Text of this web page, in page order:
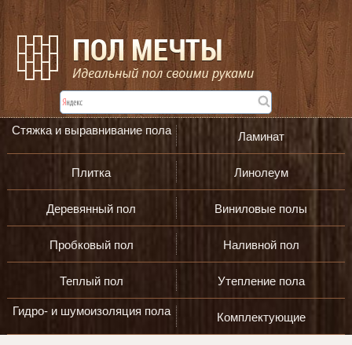
Стяжка и выравнивание пола Ламинат
Плитка Линолеум
Деревянный пол Виниловые полы
Пробковый пол Наливной пол
Теплый пол Утепление пола
Гидро- и шумоизоляция пола Комплектующие